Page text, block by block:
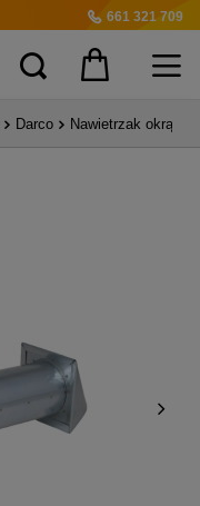
661 321 709
Darco Nawietrzak